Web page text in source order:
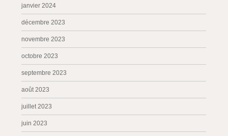
janvier 2024
décembre 2023
novembre 2023
octobre 2023
septembre 2023
août 2023
juillet 2023
juin 2023